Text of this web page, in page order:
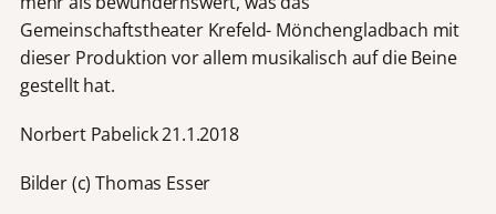
Gemeinschaftstheater Krefeld- Mönchengladbach mit
dieser Produktion vor allem musikalisch auf die Beine
gestellt hat.
Norbert Pabelick 21.1.2018
Bilder (c) Thomas Esser